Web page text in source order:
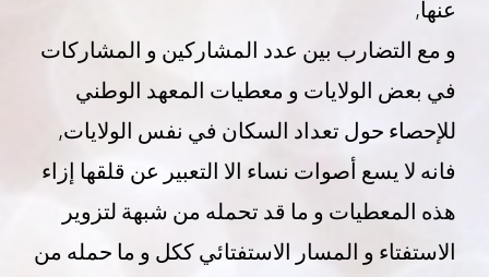
عنها,
و مع التضارب بين عدد المشاركين و المشاركات
في بعض الولايات و معطيات المعهد الوطني
للإحصاء حول تعداد السكان في نفس الولايات,
فانه لا يسع أصوات نساء الا التعبير عن قلقها إزاء
هذه المعطيات و ما قد تحمله من شبهة لتزوير
الاستفتاء و المسار الاستفتائي ككل و ما حمله من